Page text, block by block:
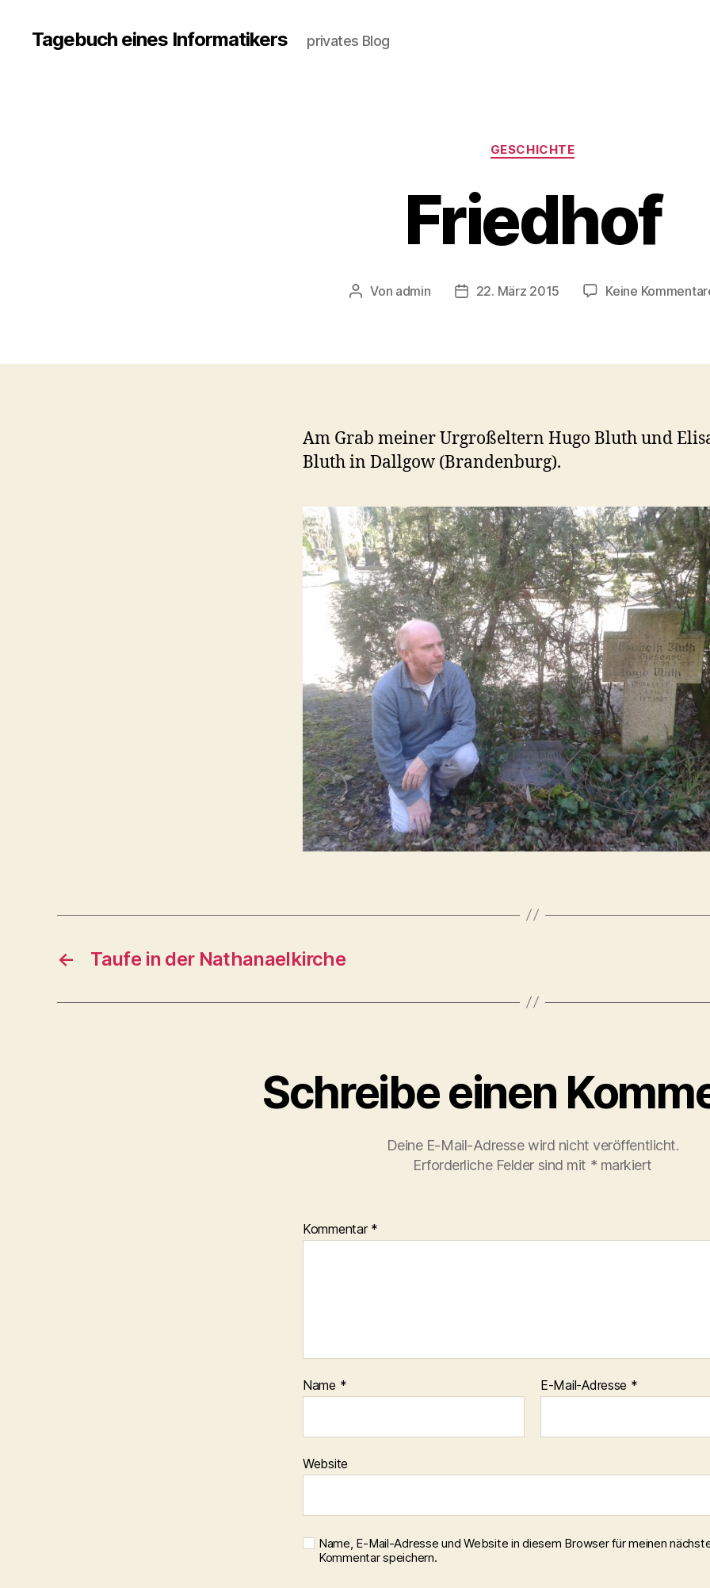
Tagebuch eines Informatikers privates Blog
Kategorien
GESCHICHTE
Friedhof
Beitragsautor
Von admin Beitragsdatum
22. März 2015 Keine
Am Grab meiner Urgroßeltern Hugo Bluth und
Bluth in Dallgow (Brandenburg).
← Taufe in der Nathanaelkirche
Schreibe einen
Deine E-Mail-Adresse wird nicht veröffentlicht.
Erforderliche Felder sind mit * markiert
Kommentar *
Name * E-Mail-Adresse *
Website
Name, E-Mail-Adresse und Website in diesem Browser für meinen
Kommentar speichern.